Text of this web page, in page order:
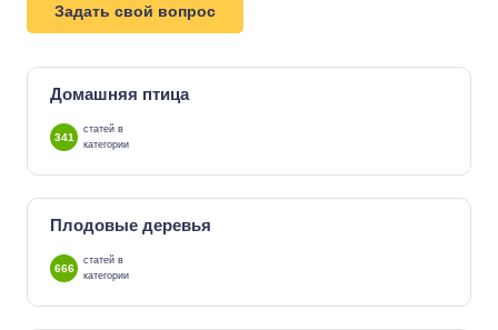
Задать свой вопрос
Домашняя птица
341
статей в
категории
Плодовые деревья
666
статей в
категории